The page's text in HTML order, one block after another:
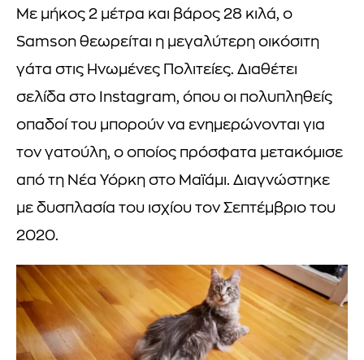
Με μήκος 2 μέτρα και βάρος 28 κιλά, ο
Samson θεωρείται η μεγαλύτερη οικόσιτη
γάτα στις Ηνωμένες Πολιτείες. Διαθέτει
σελίδα στο Instagram, όπου οι πολυπληθείς
οπαδοί του μπορούν να ενημερώνονται για
τον γατούλη, ο οποίος πρόσφατα μετακόμισε
από τη Νέα Υόρκη στο Μαϊάμι. Διαγνώστηκε
με δυσπλασία του ισχίου τον Σεπτέμβριο του
2020.